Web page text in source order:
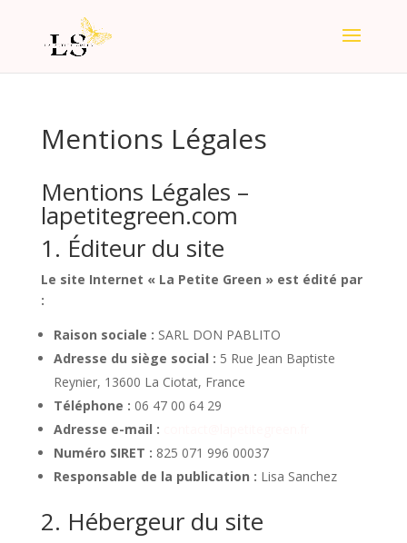
Mentions Légales
Mentions Légales –
lapetitegreen.com
1. Éditeur du site
Le site Internet « La Petite Green » est édité par
:
Raison sociale : SARL DON PABLITO
Adresse du siège social : 5 Rue Jean Baptiste
Reynier, 13600 La Ciotat, France
Téléphone : 06 47 00 64 29
Adresse e-mail :
Numéro SIRET : 825 071 996 00037
Responsable de la publication : Lisa Sanchez
2. Hébergeur du site